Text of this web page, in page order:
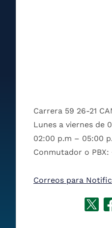
Carrera 59 26-21
Lunes a viernes de
02:00 p.m – 05:00
Conmutador o PBX:
Correos para